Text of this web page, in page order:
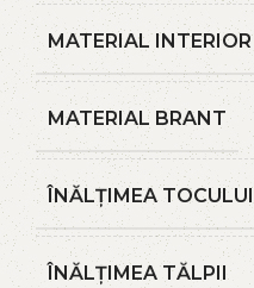
MATERIAL INTERIOR
MATERIAL BRANT
ÎNĂLȚIMEA TOCULUI
ÎNĂLȚIMEA TĂLPII